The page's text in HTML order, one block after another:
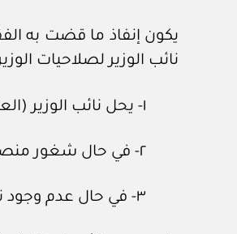
نائب الوزير لصلاحيات
١- يحل نائب الوزير (العام) محل الوزير.
٢- في حال شغور منصب نائب الوزير (العام) أو غيابه، يحل أقدم نواب الوزير (المختصين) محل الوزير ما لم يشغل أي منهم مرتبة أعلى.
٣- في حال عدم وجود نائب وزير (عام أو مختص)، يحل الوزير بالنيابة محل الوزير.